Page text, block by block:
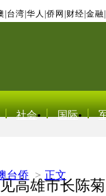
台湾 华人 侨网 财经 金融
社会 国际
台侨 > 正文
高雄市长陈菊